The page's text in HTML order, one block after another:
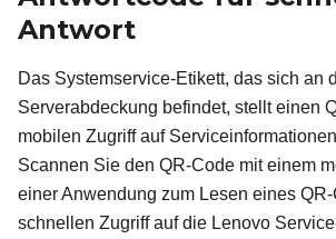
Antwort
Das Systemservice-Etikett, das sich an
Serverabdeckung befindet, stellt einen
mobilen Zugriff auf
Scannen Sie den QR-Code mit einem
einer Anwendung zum Lesen eines
schnellen Zugriff auf die Lenovo